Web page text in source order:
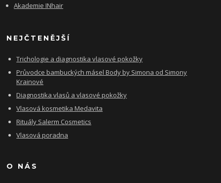
Akademie INhair
NEJČTENĚJŠÍ
Trichologie a diagnostika vlasové pokožky
Průvodce bambuckých másel Body by Simona od Simony
Krainové
Diagnostika vlasů a vlasové pokožky
Vlasová kosmetika Medavita
Rituály Salerm Cosmetics
Vlasová poradna
O NÁS